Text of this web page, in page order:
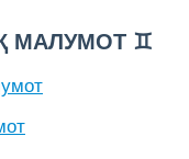
МАЛУМОТ ♊